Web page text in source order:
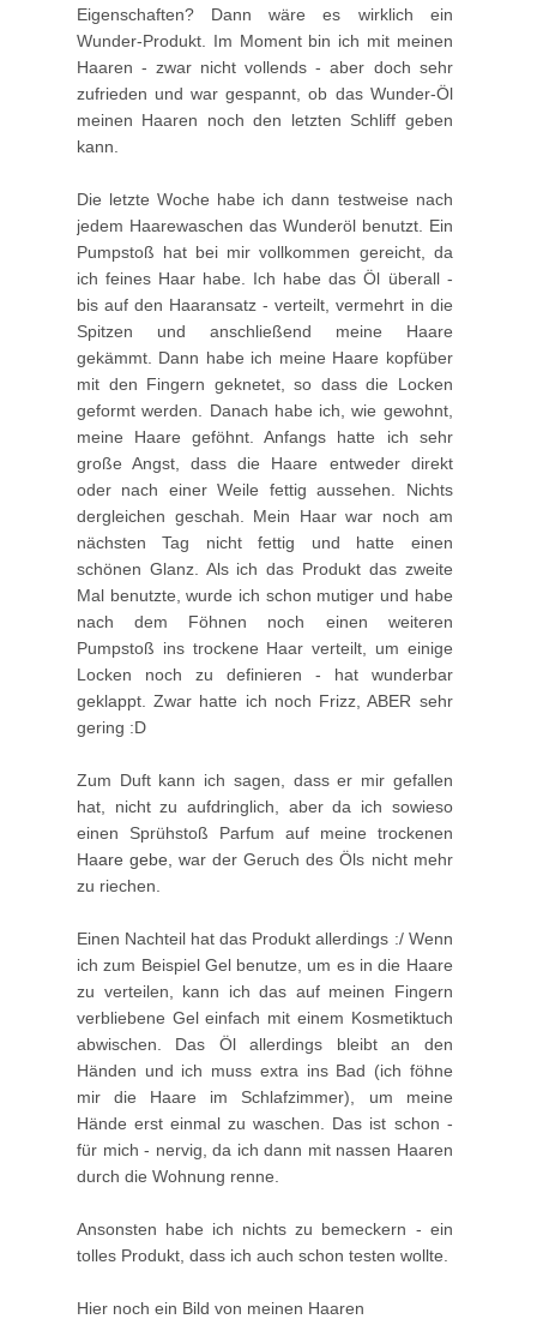
Eigenschaften? Dann wäre es wirklich ein
Wunder-Produkt. Im Moment bin ich mit meinen
Haaren - zwar nicht vollends - aber doch sehr
zufrieden und war gespannt, ob das Wunder-Öl
meinen Haaren noch den letzten Schliff geben
kann.
Die letzte Woche habe ich dann testweise nach
jedem Haarewaschen das Wunderöl benutzt. Ein
Pumpstoß hat bei mir vollkommen gereicht, da
ich feines Haar habe. Ich habe das Öl überall -
bis auf den Haaransatz - verteilt, vermehrt in die
Spitzen und anschließend meine Haare
gekämmt. Dann habe ich meine Haare kopfüber
mit den Fingern geknetet, so dass die Locken
geformt werden. Danach habe ich, wie gewohnt,
meine Haare geföhnt. Anfangs hatte ich sehr
große Angst, dass die Haare entweder direkt
oder nach einer Weile fettig aussehen. Nichts
dergleichen geschah. Mein Haar war noch am
nächsten Tag nicht fettig und hatte einen
schönen Glanz. Als ich das Produkt das zweite
Mal benutzte, wurde ich schon mutiger und habe
nach dem Föhnen noch einen weiteren
Pumpstoß ins trockene Haar verteilt, um einige
Locken noch zu definieren - hat wunderbar
geklappt. Zwar hatte ich noch Frizz, ABER sehr
gering :D
Zum Duft kann ich sagen, dass er mir gefallen
hat, nicht zu aufdringlich, aber da ich sowieso
einen Sprühstoß Parfum auf meine trockenen
Haare gebe, war der Geruch des Öls nicht mehr
zu riechen.
Einen Nachteil hat das Produkt allerdings :/ Wenn
ich zum Beispiel Gel benutze, um es in die Haare
zu verteilen, kann ich das auf meinen Fingern
verbliebene Gel einfach mit einem Kosmetiktuch
abwischen. Das Öl allerdings bleibt an den
Händen und ich muss extra ins Bad (ich föhne
mir die Haare im Schlafzimmer), um meine
Hände erst einmal zu waschen. Das ist schon -
für mich - nervig, da ich dann mit nassen Haaren
durch die Wohnung renne.
Ansonsten habe ich nichts zu bemeckern - ein
tolles Produkt, dass ich auch schon testen wollte.
Hier noch ein Bild von meinen Haaren